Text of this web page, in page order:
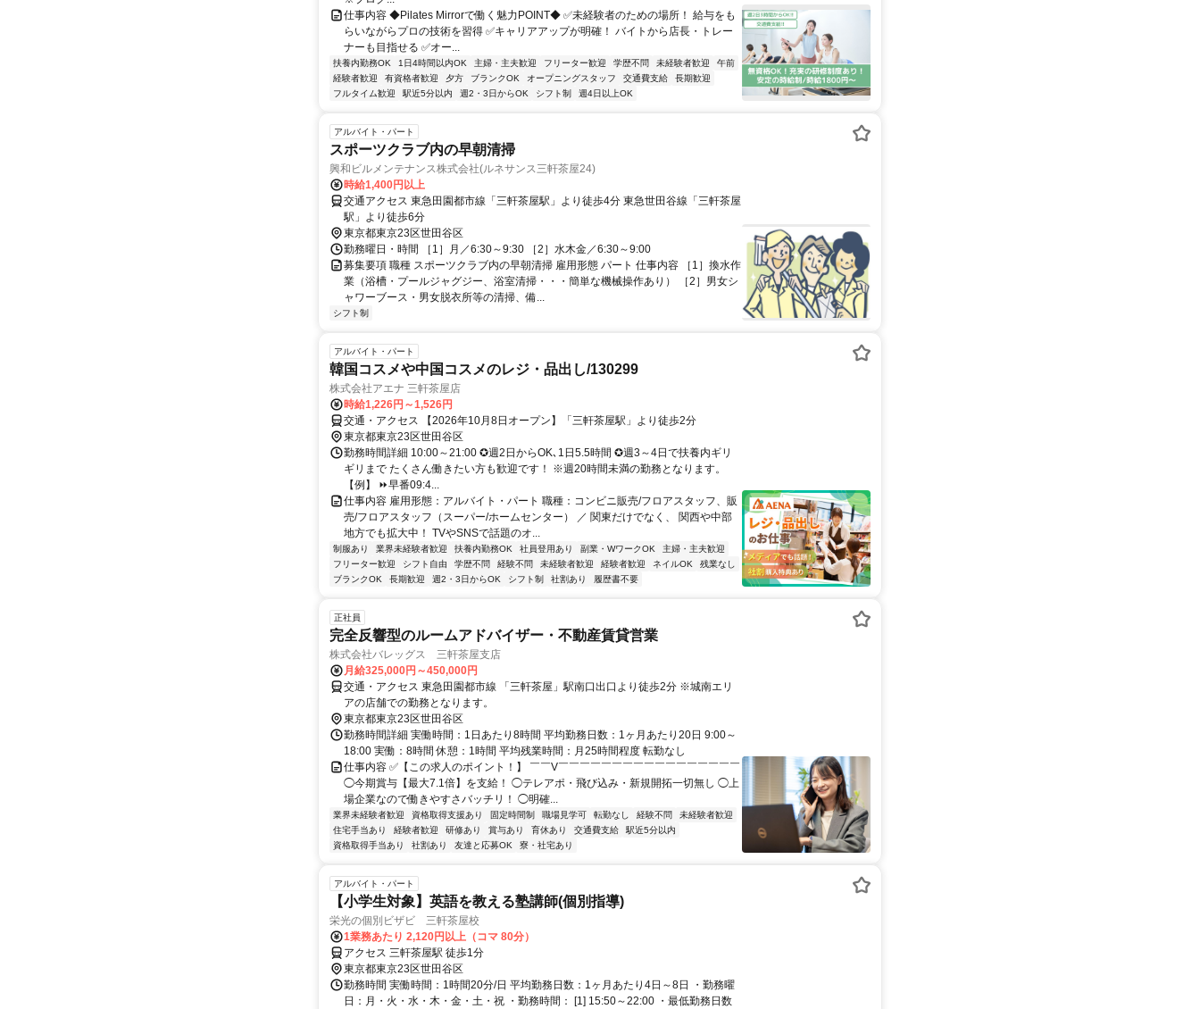
仕事内容 ◆Pilates Mirrorで働く魅力POINT◆ ✅未経験者のための場所！ 給与をも
らいながらプロの技術を習得 ✅キャリアアップが明確！ バイトから店長・トレー
ナーも目指せる ✅オー...
扶養内勤務OK 1日4時間以内OK 主婦・主夫歓迎 フリーター歓迎 学歴不問 未経験者歓迎
午前
経験者歓迎
有資格者歓迎 夕方 ブランクOK オープニングスタッフ 交通費支給
長期歓迎
フルタイム歓迎
駅近5分以内 週2・3日からOK シフト制 週4日以上OK
アルバイト・パート
スポーツクラブ内の早朝清掃
興和ビルメンテナンス株式会社(ルネサンス三軒茶屋24)
時給1,400円以上
交通アクセス 東急田園都市線「三軒茶屋駅」より徒歩4分 東急世田谷線「三軒茶屋
駅」より徒歩6分
東京都東京23区世田谷区
勤務曜日・時間 ［1］月／6:30～9:30 ［2］水木金／6:30～9:00
募集要項 職種 スポーツクラブ内の早朝清掃 雇用形態 パート 仕事内容 ［1］換水作
業（浴槽・プールジャグジー、浴室清掃・・・簡単な機械操作あり） ［2］男女シ
ャワーブース・男女脱衣所等の清掃、備...
シフト制
アルバイト・パート
韓国コスメや中国コスメのレジ・品出し/130299
株式会社アエナ 三軒茶屋店
時給1,226円～1,526円
交通・アクセス 【2026年10月8日オープン】「三軒茶屋駅」より徒歩2分
東京都東京23区世田谷区
勤務時間詳細 10:00～21:00 ✪週2日からOK､1日5.5時間 ✪週3～4日で扶養内ギリ
ギリまで たくさん働きたい方も歓迎です！ ※週20時間未満の勤務となります。
【例】 ⏩早番09:4...
仕事内容 雇用形態：アルバイト・パート 職種：コンビニ販売/フロアスタッフ、販
売/フロアスタッフ（スーパー/ホームセンター） ／ 関東だけでなく、 関西や中部
地方でも拡大中！ TVやSNSで話題のオ...
制服あり 業界未経験者歓迎 扶養内勤務OK 社員登用あり 副業・WワークOK
主婦・主夫歓迎
フリーター歓迎
シフト自由 学歴不問 経験不問 未経験者歓迎 経験者歓迎 ネイルOK
残業なし
ブランクOK
長期歓迎 週2・3日からOK シフト制 社割あり 履歴書不要
正社員
完全反響型のルームアドバイザー・不動産賃貸営業
株式会社バレッグス 三軒茶屋支店
月給325,000円～450,000円
交通・アクセス 東急田園都市線 「三軒茶屋」駅南口出口より徒歩2分 ※城南エリ
アの店舗での勤務となります。
東京都東京23区世田谷区
勤務時間詳細 実働時間：1日あたり8時間 平均勤務日数：1ヶ月あたり20日 9:00～
18:00 実働：8時間 休憩：1時間 平均残業時間：月25時間程度 転勤なし
仕事内容 ✅【この求人のポイント！】 ￣￣V￣￣￣￣￣￣￣￣￣￣￣￣￣￣￣￣￣
◯今期賞与【最大7.1倍】を支給！ ◯テレアポ・飛び込み・新規開拓一切無し ◯上
場企業なので働きやすさバッチリ！ ◯明確...
業界未経験者歓迎 資格取得支援あり 固定時間制 職場見学可 転勤なし 経験不問
未経験者歓迎
住宅手当あり
経験者歓迎 研修あり 賞与あり 育休あり 交通費支給
駅近5分以内
資格取得手当あり
社割あり 友達と応募OK 寮・社宅あり
アルバイト・パート
【小学生対象】英語を教える塾講師(個別指導)
栄光の個別ビザビ 三軒茶屋校
1業務あたり 2,120円以上（コマ 80分）
アクセス 三軒茶屋駅 徒歩1分
東京都東京23区世田谷区
勤務時間 実働時間：1時間20分/日 平均勤務日数：1ヶ月あたり4日～8日 ・勤務曜
日：月・火・水・木・金・土・祝 ・勤務時間： [1] 15:50～22:00 ・最低勤務日数